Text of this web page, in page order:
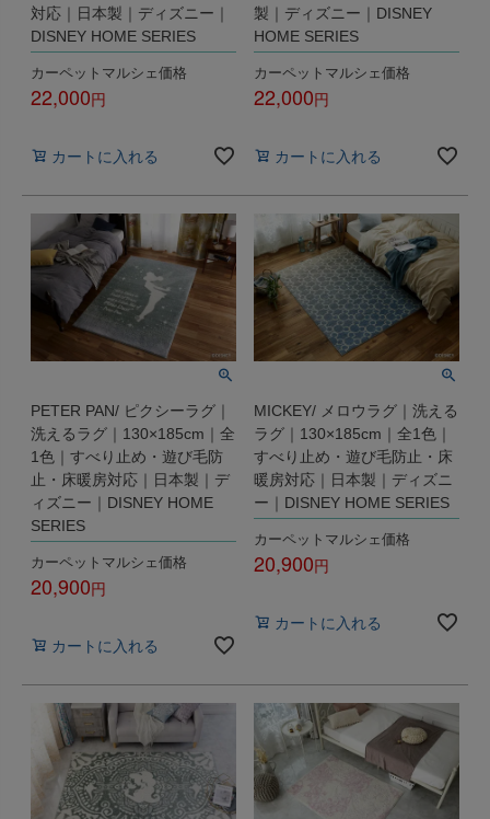
対応｜日本製｜ディズニー｜
DISNEY HOME SERIES
カーペットマルシェ価格
22,000
カートに入れる
製｜ディズニー｜DISNEY
HOME SERIES
カーペットマルシェ価格
22,000
カートに入れる
PETER PAN/ ピクシーラグ｜
洗えるラグ｜130×185cm｜全
1色｜すべり止め・遊び毛防
止・床暖房対応｜日本製｜デ
ィズニー｜DISNEY HOME
SERIES
カーペットマルシェ価格
20,900
カートに入れる
MICKEY/ メロウラグ｜洗える
ラグ｜130×185cm｜全1色｜
すべり止め・遊び毛防止・床
暖房対応｜日本製｜ディズニ
ー｜DISNEY HOME SERIES
カーペットマルシェ価格
20,900
カートに入れる